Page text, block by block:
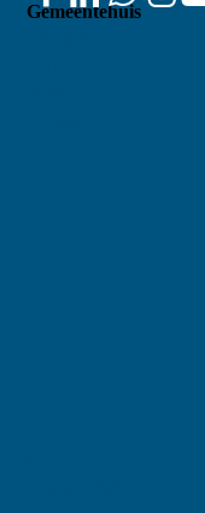
Gemeentehuis